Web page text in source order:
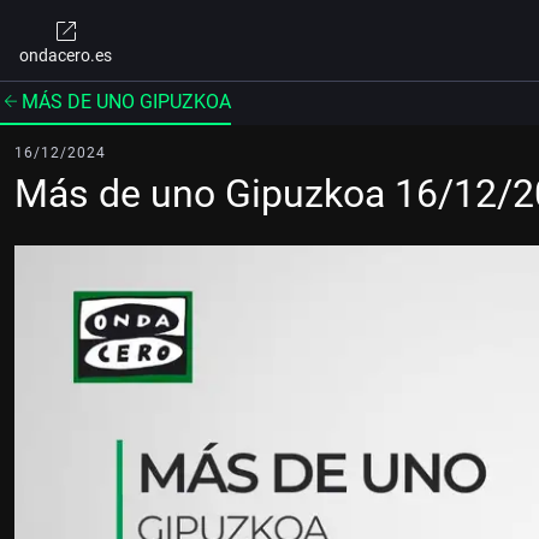
ondacero.es
MÁS DE UNO GIPUZKOA
16/12/2024
Más de uno Gipuzkoa 16/12/